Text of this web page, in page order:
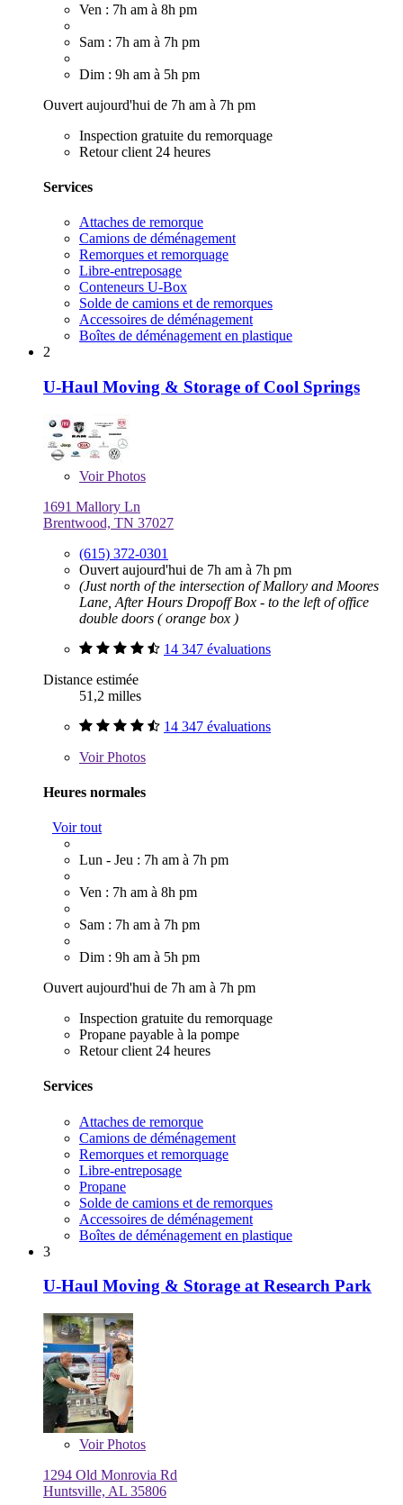
Ven : 7h am à 8h pm
Sam : 7h am à 7h pm
Dim : 9h am à 5h pm
Ouvert aujourd'hui de 7h am à 7h pm
Inspection gratuite du remorquage
Retour client 24 heures
Services
Attaches de remorque
Camions de déménagement
Remorques et remorquage
Libre-entreposage
Conteneurs U-Box
Solde de camions et de remorques
Accessoires de déménagement
Boîtes de déménagement en plastique
2
U-Haul Moving & Storage of Cool Springs
VoirPhotos
1691 Mallory Ln
Brentwood, TN 37027
(615) 372-0301
Ouvert aujourd'hui de 7h am à 7h pm
(Just north of the intersection of Mallory and Moores
Lane, After Hours Dropoff Box - to the left of office
double doors ( orange box )
14 347 évaluations
Distance estimée
51,2 milles
14 347 évaluations
VoirPhotos
Heures normales
Voir tout
Lun - Jeu : 7h am à 7h pm
Ven : 7h am à 8h pm
Sam : 7h am à 7h pm
Dim : 9h am à 5h pm
Ouvert aujourd'hui de 7h am à 7h pm
Inspection gratuite du remorquage
Propane payable à la pompe
Retour client 24 heures
Services
Attaches de remorque
Camions de déménagement
Remorques et remorquage
Libre-entreposage
Propane
Solde de camions et de remorques
Accessoires de déménagement
Boîtes de déménagement en plastique
3
U-Haul Moving & Storage at Research Park
VoirPhotos
1294 Old Monrovia Rd
Huntsville, AL 35806